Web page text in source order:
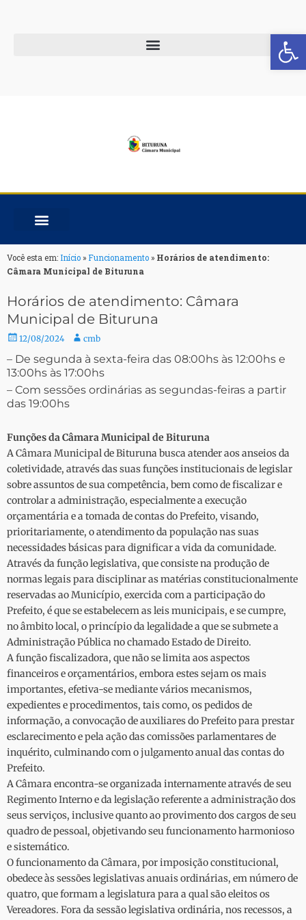
Barra de
Você esta em: Início » Funcionamento » Horários de atendimento:
Câmara Municipal de Bituruna
Horários de atendimento: Câmara
Municipal de Bituruna
12/08/2024 cmb
– De segunda à sexta-feira das 08:00hs às 12:00hs e
13:00hs às 17:00hs
– Com sessões ordinárias as segundas-feiras a partir
das 19:00hs
Funções da Câmara Municipal de Bituruna
A Câmara Municipal de Bituruna busca atender aos anseios da
coletividade, através das suas funções institucionais de legislar
sobre assuntos de sua competência, bem como de fiscalizar e
controlar a administração, especialmente a execução
orçamentária e a tomada de contas do Prefeito, visando,
prioritariamente, o atendimento da população nas suas
necessidades básicas para dignificar a vida da comunidade.
Através da função legislativa, que consiste na produção de
normas legais para disciplinar as matérias constitucionalmente
reservadas ao Município, exercida com a participação do
Prefeito, é que se estabelecem as leis municipais, e se cumpre,
no âmbito local, o princípio da legalidade a que se submete a
Administração Pública no chamado Estado de Direito.
A função fiscalizadora, que não se limita aos aspectos
financeiros e orçamentários, embora estes sejam os mais
importantes, efetiva-se mediante vários mecanismos,
expedientes e procedimentos, tais como, os pedidos de
informação, a convocação de auxiliares do Prefeito para prestar
esclarecimento e pela ação das comissões parlamentares de
inquérito, culminando com o julgamento anual das contas do
Prefeito.
A Câmara encontra-se organizada internamente através de seu
Regimento Interno e da legislação referente a administração dos
seus serviços, inclusive quanto ao provimento dos cargos de seu
quadro de pessoal, objetivando seu funcionamento harmonioso
e sistemático.
O funcionamento da Câmara, por imposição constitucional,
obedece às sessões legislativas anuais ordinárias, em número de
quatro, que formam a legislatura para a qual são eleitos os
Vereadores. Fora da sessão legislativa ordinária, nos recessos, a